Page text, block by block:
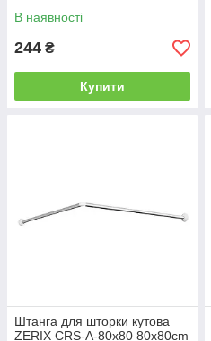
(алюміній) (ZX4998)
В наявності
244 ₴
Купити
Штанга для шторки кутова
ZERIX CRS-A-80x80 80x80cm